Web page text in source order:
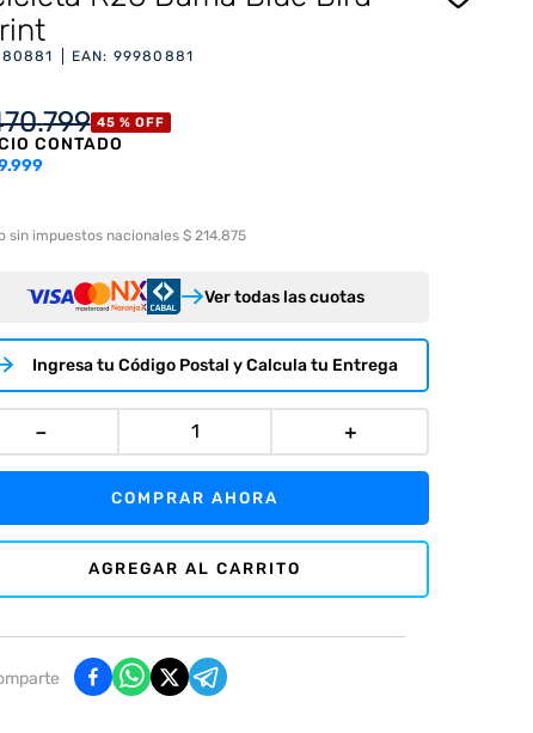
80881 EAN: 99980881
.799 45 % OFF
CONTADO
sin impuestos nacionales $ 214.875
Ver todas las cuotas
Ingresa tu Código Postal y Calcula tu Entrega
＋
－
COMPRAR AHORA
AGREGAR AL CARRITO